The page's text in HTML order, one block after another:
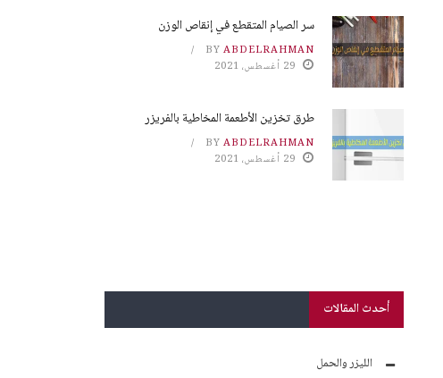
سر الصيام المتقطع في إنقاص الوزن
BY ABDELRAHMAN
29 أغسطس، 2021
طرق تخزين الأطعمة المخاطية بالفريزر
BY ABDELRAHMAN
29 أغسطس، 2021
أحدث المقالات
الليزر والحمل